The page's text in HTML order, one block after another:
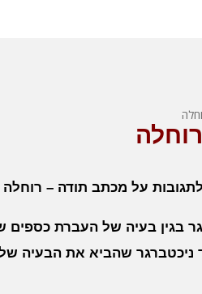
על מכתב תודה – רוחלה
בגין בעיה של העברת
ניכטברגר שהביא את הבעיה